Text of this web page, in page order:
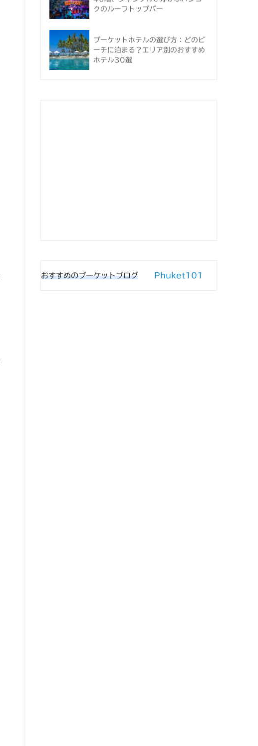
クのルーフトップバー
プーケットホテルの選び方：どのビ
ーチに泊まる？エリア別のおすすめ
ホテル30選
おすすめのプーケットブログ Phuket101